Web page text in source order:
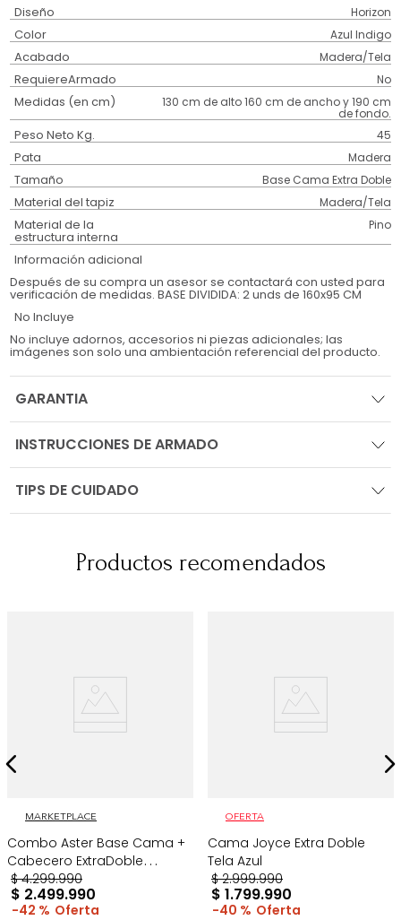
Diseño Horizon
Color Azul Indigo
Acabado Madera/Tela
RequiereArmado No
Medidas (en cm) 130 cm de alto 160 cm de ancho y 190 cm
de fondo.
Peso Neto Kg. 45
Pata Madera
Tamaño Base Cama Extra Doble
Material del tapiz Madera/Tela
Material de la
estructura interna
Pino
Información adicional
Después de su compra un asesor se contactará con usted para
verificación de medidas. BASE DIVIDIDA: 2 unds de 160x95 CM
No Incluye
No incluye adornos, accesorios ni piezas adicionales; las
imágenes son solo una ambientación referencial del producto.
GARANTIA
INSTRUCCIONES DE ARMADO
TIPS DE CUIDADO
Productos recomendados
MARKETPLACE
Combo Aster Base Cama +
Cabecero ExtraDoble
Taupe/Madera
$ 4.299.990
$ 2.499.990
42 %
OFERTA
Cama Joyce Extra Doble
Tela Azul
$ 2.999.990
$ 1.799.990
40 %